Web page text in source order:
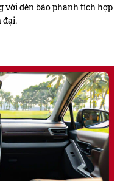
với đèn báo phanh tích hợp
đại.